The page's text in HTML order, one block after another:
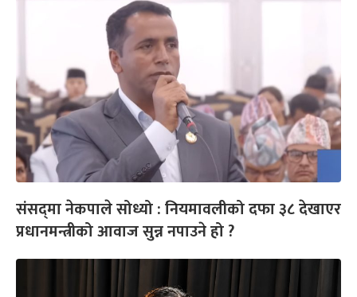
संसद्‌मा नेकपाले सोध्यो : नियमावलीको दफा ३८ देखाएर
प्रधानमन्त्रीको आवाज सुन्न नपाउने हो ?